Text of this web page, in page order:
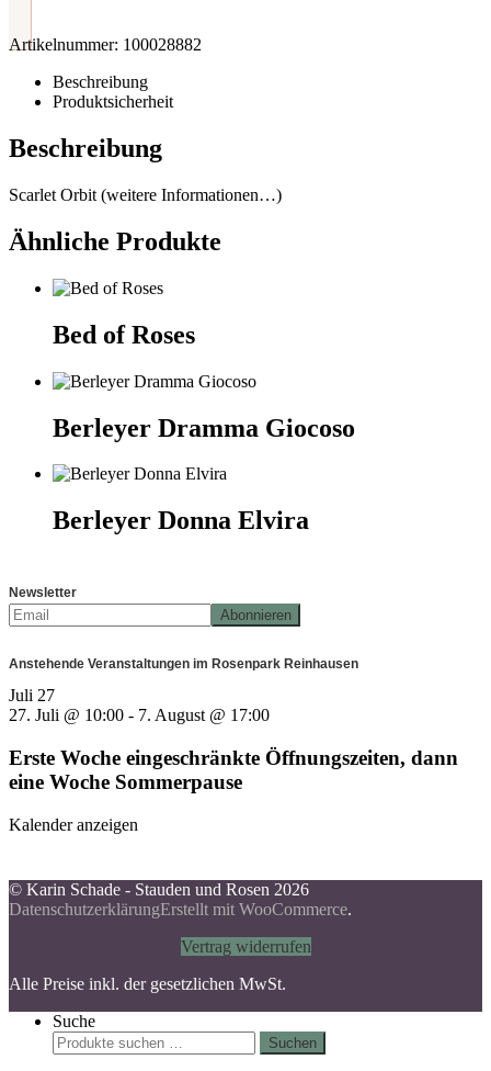
Artikelnummer: 100028882
Beschreibung
Produktsicherheit
Beschreibung
Scarlet Orbit (weitere Informationen…)
Ähnliche Produkte
Bed of Roses
Berleyer Dramma Giocoso
Berleyer Donna Elvira
Newsletter
Anstehende Veranstaltungen im Rosenpark Reinhausen
Juli 27
27. Juli @ 10:00 - 7. August @ 17:00
Erste Woche eingeschränkte Öffnungszeiten, dann
eine Woche Sommerpause
Kalender anzeigen
© Karin Schade - Stauden und Rosen 2026
DatenschutzerklärungErstellt mit WooCommerce.
Vertrag widerrufen
Alle Preise inkl. der gesetzlichen MwSt.
Suche
Suchen
nach:
Suchen